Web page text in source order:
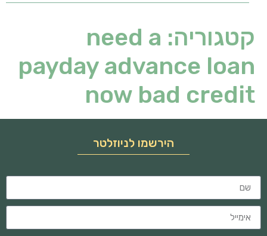
קטגוריה: need a
payday advance loan
now bad credit
הירשמו לניוזלטר